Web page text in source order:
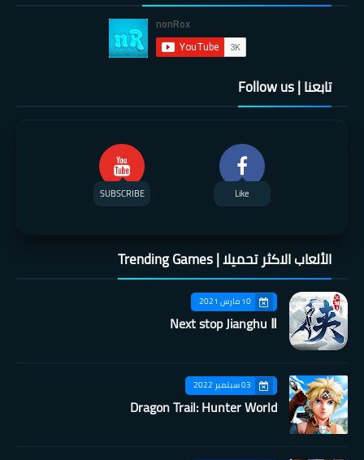
تابعنا | Follow us
Like
SUBSCRIBE
الألعاب الاكثر تحميلا | Trending Games
10 مارس 2021
Next stop Jianghu Ⅱ
03 سبتمبر 2022
Dragon Trail: Hunter World